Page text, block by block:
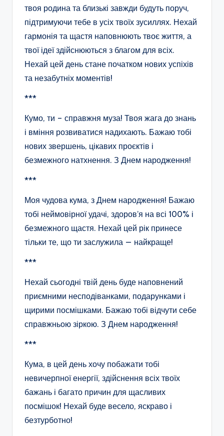
твоя родина та близькі завжди будуть поруч,
підтримуючи тебе в усіх твоїх зусиллях. Нехай
гармонія та щастя наповнюють твоє життя, а
твої ідеї здійснюються з благом для всіх.
Нехай цей день стане початком нових успіхів
та незабутніх моментів!
***
Кумо, ти – справжня муза! Твоя жага до знань
і вміння розвиватися надихають. Бажаю тобі
нових звершень, цікавих проєктів і
безмежного натхнення. З Днем народження!
***
Моя чудова кума, з Днем народження! Бажаю
тобі неймовірної удачі, здоров’я на всі 100% і
безмежного щастя. Нехай цей рік принесе
тільки те, що ти заслужила — найкраще!
***
Нехай сьогодні твій день буде наповнений
приємними несподіванками, подарунками і
щирими посмішками. Бажаю тобі відчути себе
справжньою зіркою. З Днем народження!
***
Кума, в цей день хочу побажати тобі
невичерпної енергії, здійснення всіх твоїх
бажань і багато причин для щасливих
посмішок! Нехай буде весело, яскраво і
безтурботно!